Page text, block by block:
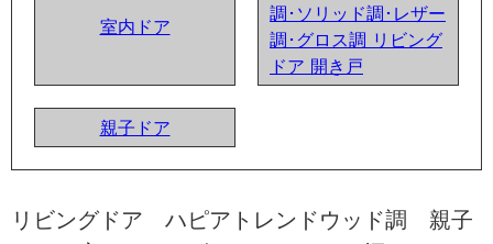
室内ドア
調･ソリッド調･レザー
調･グロス調 リビング
ドア 開き戸
親子ドア
リビングドア ハピアトレンドウッド調 親子